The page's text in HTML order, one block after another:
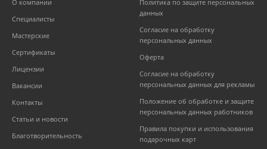
О компании
Специалисты
Мастерские
Сертификаты
Лицензии
Вакансии
Контакты
Статьи и новости
Благотворительность
Политика по защите персональных
данных
Согласие на обработку
персональных данных
Оферта
Согласие на обработку
персональных данных для рекламы
Положение об обработке и защите
персональных данных работников
Правила покупки и использования
подарочных карт